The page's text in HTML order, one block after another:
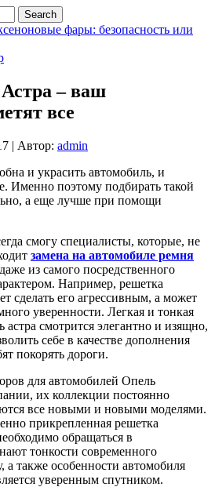
фары: безопасность или
– ваш
все
| Автор: admin
и украсить автомобиль, и
Именно поэтому подбирать такой
а еще лучше при помощи
смогу специалисты, которые, не
замена на автомобиле ремня
из самого посредственного
Например, решетка
сделать его агрессивным, а может
уверенности. Легкая и тонкая
астра смотрится элегантно и изящно,
себе в качестве дополнения
покорять дороги.
для автомобилей Опель
их коллекции постоянно
все новыми и новыми моделями.
прикрепленная решетка
обращаться в
тонкости современного
а также особенности автомобиля
уверенным спутником.